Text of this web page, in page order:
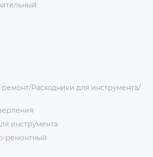
ремонт/Расходники для инструмента/
инструмента
ремонтный